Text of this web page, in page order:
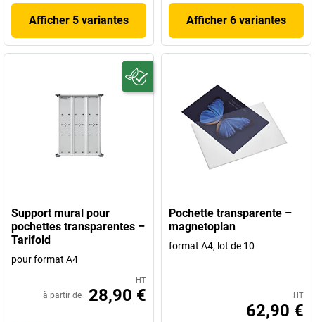
Afficher 5 variantes Afficher 6 variantes
Support mural pour
pochettes transparentes –
Tarifold
pour format A4
HT
à partir de 28,90 €
Pochette transparente –
magnetoplan
format A4, lot de 10
HT
62,90 €